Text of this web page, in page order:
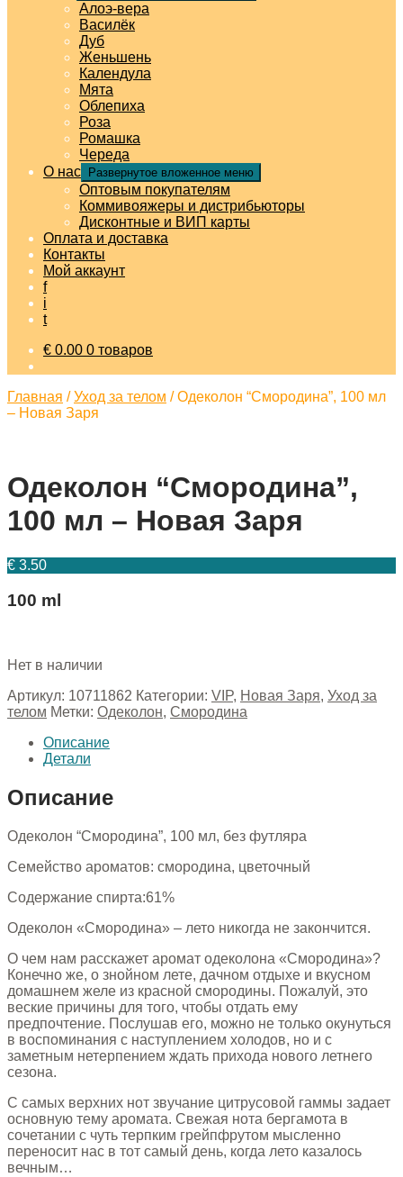
Алоэ-вера
Василёк
Дуб
Женьшень
Календула
Мята
Облепиха
Роза
Ромашка
Череда
О нас
Развернутое вложенное меню
Оптовым покупателям
Коммивояжеры и дистрибьюторы
Дисконтные и ВИП карты
Оплата и доставка
Контакты
Мой аккаунт
f
i
t
€ 0.00 0 товаров
Главная /Уход за телом /Одеколон “Смородина”, 100 мл
– Новая Заря
Одеколон “Смородина”,
100 мл – Новая Заря
€ 3.50
100 ml
Нет в наличии
Артикул: 10711862 Категории: VIP, Новая Заря, Уход за
телом Метки: Одеколон, Смородина
Описание
Детали
Описание
Одеколон “Смородина”, 100 мл, без футляра
Семейство ароматов: смородина, цветочный
Содержание спирта:61%
Одеколон «Смородина» – лето никогда не закончится.
О чем нам расскажет аромат одеколона «Смородина»?
Конечно же, о знойном лете, дачном отдыхе и вкусном
домашнем желе из красной смородины. Пожалуй, это
веские причины для того, чтобы отдать ему
предпочтение. Послушав его, можно не только окунуться
в воспоминания с наступлением холодов, но и с
заметным нетерпением ждать прихода нового летнего
сезона.
С самых верхних нот звучание цитрусовой гаммы задает
основную тему аромата. Свежая нота бергамота в
сочетании с чуть терпким грейпфрутом мысленно
переносит нас в тот самый день, когда лето казалось
вечным…